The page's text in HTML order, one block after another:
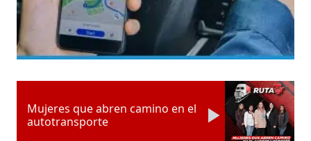
Mujeres que abren camino en el
autotransporte